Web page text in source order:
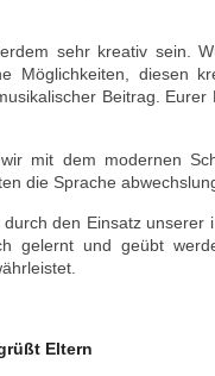
sehr kreativ sein.
Möglichkeiten, diesen
Beitrag.
mit dem modernen
die Sprache
den Einsatz unserer
gelernt und geübt
Eltern